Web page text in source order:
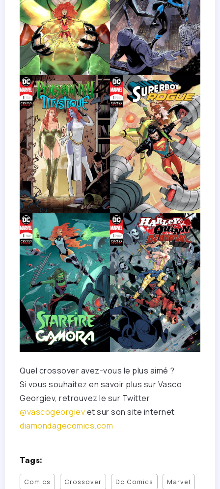
Quel crossover avez-vous le plus aimé ?
Si vous souhaitez en savoir plus sur Vasco
Georgiev, retrouvez le sur Twitter
@vascogeorgievet sur son site internet
diamondagecomics.com
Tags:
Comics Crossover Dc Comics Marvel